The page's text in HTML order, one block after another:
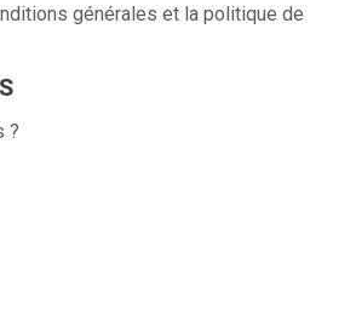
générales et la politique de
?